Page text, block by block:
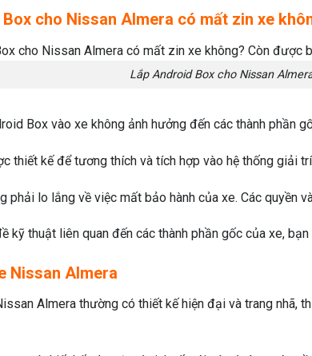
cho Nissan Almera có mất zin xe
Lắp Android Box cho Nissan
Box vào xe không ảnh hưởng đến các thành phần
thiết kế để tương thích và tích hợp vào hệ thống giải
phải lo lắng về việc mất bảo hành của xe. Các quyền
kỹ thuật liên quan đến các thành phần gốc của xe,
Nissan Almera
Almera thường có thiết kế hiện đại và trang nhã,